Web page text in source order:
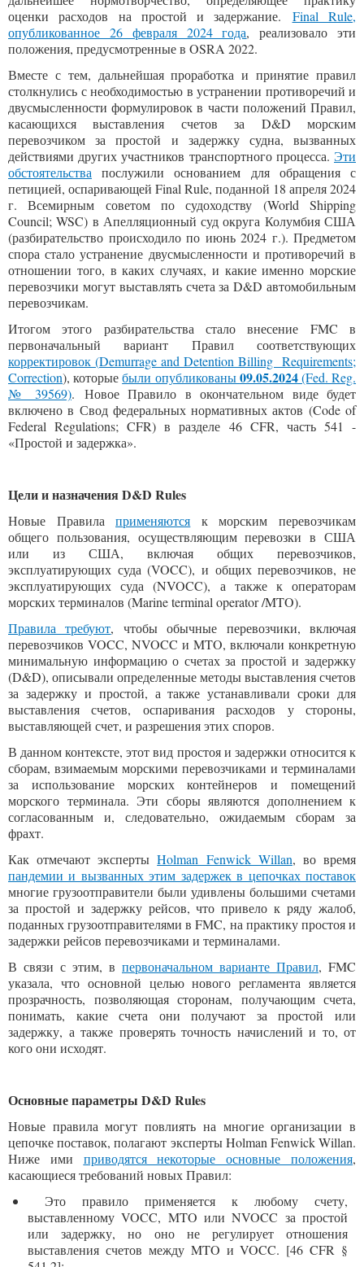
оценки расходов на простой и задержание. Final Rule,
опубликованное 26 февраля 2024 года, реализовало эти
положения, предусмотренные в OSRA 2022.
Вместе с тем, дальнейшая проработка и принятие правил
столкнулись с необходимостью в устранении противоречий и
двусмысленности формулировок в части положений Правил,
касающихся выставления счетов за D&D морским
перевозчиком за простой и задержку судна, вызванных
действиями других участников транспортного процесса. Эти
обстоятельства послужили основанием для обращения с
петицией, оспаривающей Final Rule, поданной 18 апреля 2024
г. Всемирным советом по судоходству (World Shipping
Council; WSC) в Апелляционный суд округа Колумбия США
(разбирательство происходило по июнь 2024 г.). Предметом
спора стало устранение двусмысленности и противоречий в
отношении того, в каких случаях, и какие именно морские
перевозчики могут выставлять счета за D&D автомобильным
перевозчикам.
Итогом этого разбирательства стало внесение FMC в
первоначальный вариант Правил соответствующих
корректировок (Demurrage and Detention Billing Requirements;
Correction), которыебыли опубликованы09.05.2024(Fed. Reg.
№ 39569). Новое Правило в окончательном виде будет
включено в Свод федеральных нормативных актов (Code of
Federal Regulations; CFR) в разделе 46 CFR, часть 541 -
«Простой и задержка».
Цели и назначенияD&D Rules
Новые Правилаприменяются к морским перевозчикам
общего пользования, осуществляющим перевозки в США
или из США, включая общих перевозчиков,
эксплуатирующих суда (VOCC), и общих перевозчиков, не
эксплуатирующих суда (NVOCC), а также к операторам
морских терминалов (Marine terminal operator /MTO).
Правила требуют, чтобы обычные перевозчики, включая
перевозчиков VOCC, NVOCC и MTO, включали конкретную
минимальную информацию о счетах за простой и задержку
(D&D), описывали определенные методы выставления счетов
за задержку и простой, а также устанавливали сроки для
выставления счетов, оспаривания расходов у стороны,
выставляющей счет, и разрешения этих споров.
В данном контексте, этот вид простоя и задержки относится к
сборам, взимаемым морскими перевозчиками и терминалами
за использование морских контейнеров и помещений
морского терминала. Эти сборы являются дополнением к
согласованным и, следовательно, ожидаемым сборам за
фрахт.
Как отмечают экспертыHolman Fenwick Willan, во время
пандемии и вызванных этим задержек в цепочках поставок
многие грузоотправители были удивлены большими счетами
за простой и задержку рейсов, что привело к ряду жалоб,
поданных грузоотправителями в FMC, на практику простоя и
задержки рейсов перевозчиками и терминалами.
В связи с этим, в первоначальном варианте Правил, FMC
указала, что основной целью нового регламента является
прозрачность, позволяющая сторонам, получающим счета,
понимать, какие счета они получают за простой или
задержку, а также проверять точность начислений и то, от
кого они исходят.
Основные параметры D&D Rules
Новые правила могут повлиять на многие организации в
цепочке поставок, полагают эксперты Holman Fenwick Willan.
Ниже ими приводятся некоторые основные положения,
касающиеся требований новых Правил:
Это правило применяется к любому счету,
выставленному VOCC, MTO или NVOCC за простой
или задержку, но оно не регулирует отношения
выставления счетов между MTO и VOCC. [46 CFR §